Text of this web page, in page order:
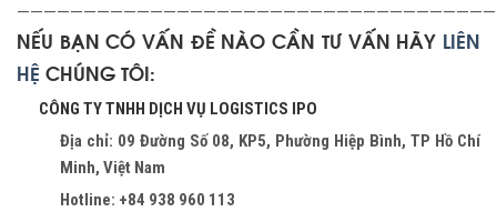
NẾU BẠN CÓ VẤN ĐỀ NÀO CẦN TƯ VẤN HÃY LIÊN
HỆ CHÚNG TÔI:
CÔNG TY TNHH DỊCH VỤ LOGISTICS IPO
Địa chỉ: 09 Đường Số 08, KP5, Phường Hiệp Bình, TP Hồ Chí
Minh, Việt Nam
Hotline: +84 938 960 113